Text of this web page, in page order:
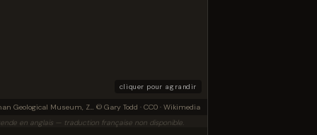
cliquer pour agrandir
Henan Geological Museum, Zhengzhou, China. Complete indexed photo collection at WorldHistoryPics.com. © Gary Todd · CC0 · Wikimedia
en anglais — traduction française non disponible.